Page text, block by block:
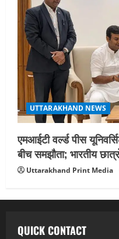
UTTARAKHAND NEWS
एमआईटी वर्ल्ड पीस
बीच समझौता; भारतीय
Uttarakhand Print Media
QUICK CONTACT